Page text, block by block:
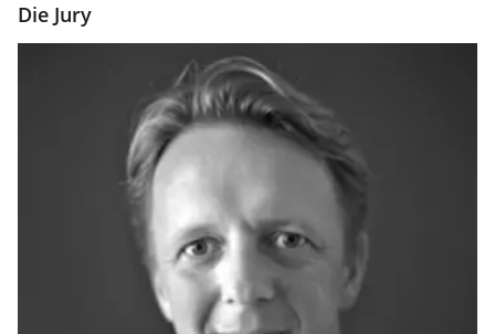
Die Jury